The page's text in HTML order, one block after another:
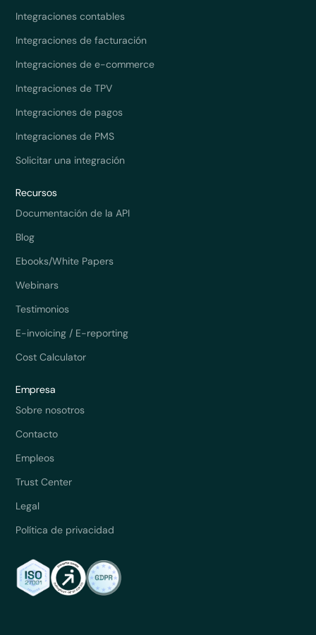
Integraciones contables
Integraciones de facturación
Integraciones de e-commerce
Integraciones de TPV
Integraciones de pagos
Integraciones de PMS
Solicitar una integración
Recursos
Documentación de la API
Blog
Ebooks/White Papers
Webinars
Testimonios
E-invoicing / E-reporting
Cost Calculator
Empresa
Sobre nosotros
Contacto
Empleos
Trust Center
Legal
Política de privacidad